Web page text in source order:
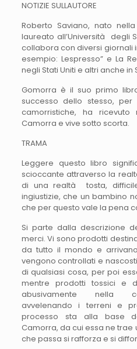
NOTIZIE SULLAUTORE
Roberto Saviano, nato
laureato all’Università degli
collabora con diversi giornali
esempio: Lespresso” e La
negli Stati Uniti e altri anche
Gomorra è il suo primo
successo dello stesso,
camorristiche, ha
Camorra e vive sotto scorta.
TRAMA
Leggere questo libro
scioccante attraverso la
di una realtà tosta,
ingiustizie, che un bambino
che per questo vale la pena
Si parte dalla descrizione
merci. Vi sono prodotti
da tutto il mondo e
vengono controllati e
di qualsiasi cosa, per poi
mentre prodotti tossici e
abusivamente nella
avvelenando i terreni e
processo sta alla base
Camorra, da cui essa ne
che passa si rafforza e si